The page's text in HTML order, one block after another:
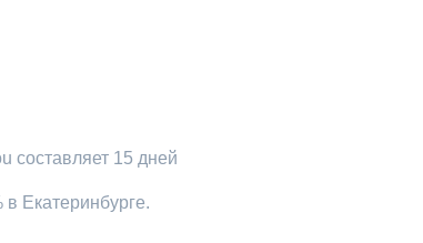
составляет 15 дней
Екатеринбурге.